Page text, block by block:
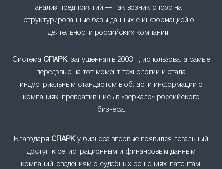
анализ предприятий — так возник спрос на
структурированные базы данных с информацией о
деятельности российских компаний.
Система СПАРК, запущенная в 2003 г., использовала самые
передовые на тот момент технологии и стала
индустриальным стандартом в области информации о
компаниях, превратившись в «зеркало» российского
бизнеса.
Благодаря СПАРКу бизнеса впервые появился легальный
доступ к регистрационным и финансовым данным
компаний, сведениям о судебных решениях, патентам.